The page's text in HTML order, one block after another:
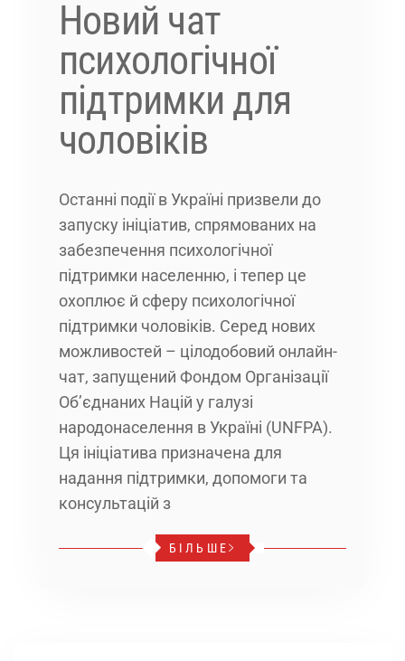
Новий чат
психологічної
підтримки для
чоловіків
Останні події в Україні призвели до
запуску ініціатив, спрямованих на
забезпечення психологічної
підтримки населенню, і тепер це
охоплює й сферу психологічної
підтримки чоловіків. Серед нових
можливостей – цілодобовий онлайн-
чат, запущений Фондом Організації
Об’єднаних Націй у галузі
народонаселення в Україні (UNFPA).
Ця ініціатива призначена для
надання підтримки, допомоги та
консультацій з
БІЛЬШЕ